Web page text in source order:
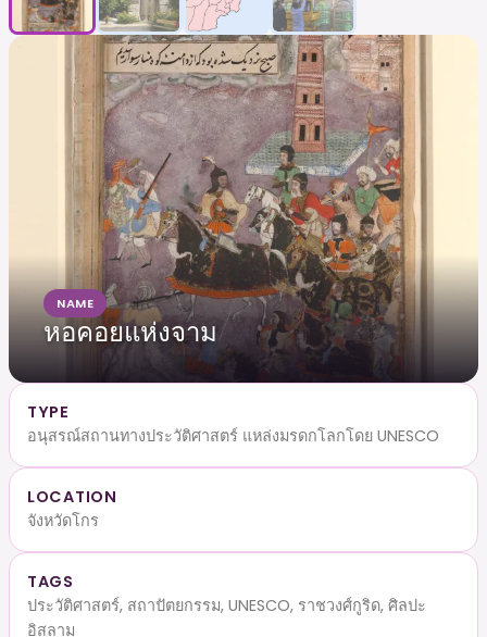
NAME
หอคอยแห่งจาม
TYPE
อนุสรณ์สถานทางประวัติศาสตร์ แหล่งมรดกโลกโดย UNESCO
LOCATION
จังหวัดโกร
TAGS
ประวัติศาสตร์, สถาปัตยกรรม, UNESCO, ราชวงศ์กูริด, ศิลปะ
อิสลาม